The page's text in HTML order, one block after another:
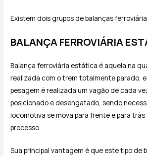
Existem dois grupos de balanças
BALANÇA FERROVIÁRIA
Balança ferroviária estática é aquela na
realizada com o trem totalmente parado,
pesagem é realizada um vagão de cada
posicionado e desengatado, sendo
locomotiva se mova para frente e para
processo.
Sua principal vantagem é que este tipo de